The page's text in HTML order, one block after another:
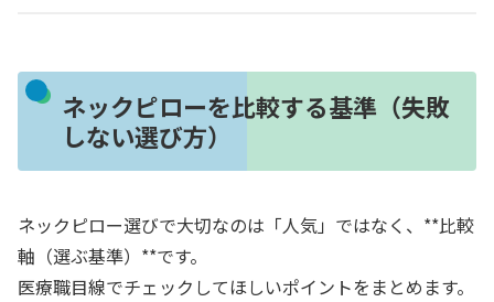
ネックピローを比較する基準（失敗
しない選び方）
ネックピロー選びで大切なのは「人気」ではなく、**比較
軸（選ぶ基準）**です。
医療職目線でチェックしてほしいポイントをまとめます。